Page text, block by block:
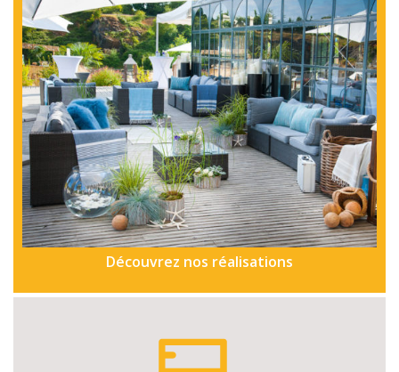
Découvrez nos réalisations